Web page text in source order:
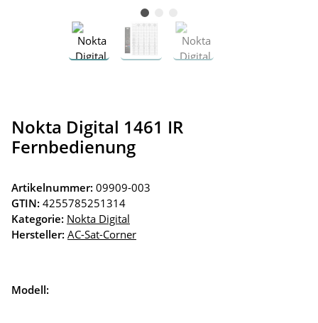
Nokta Digital 1461 IR
Fernbedienung
Artikelnummer: 09909-003
GTIN: 4255785251314
Kategorie: Nokta Digital
Hersteller: AC-Sat-Corner
Modell: